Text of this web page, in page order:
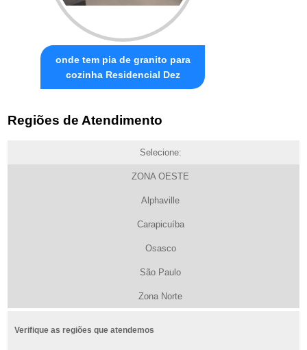
onde tem pia de granito para
cozinha Residencial Dez
Regiões de Atendimento
Selecione:
ZONA OESTE
Alphaville
Carapicuíba
Osasco
São Paulo
Zona Norte
Verifique as regiões que atendemos